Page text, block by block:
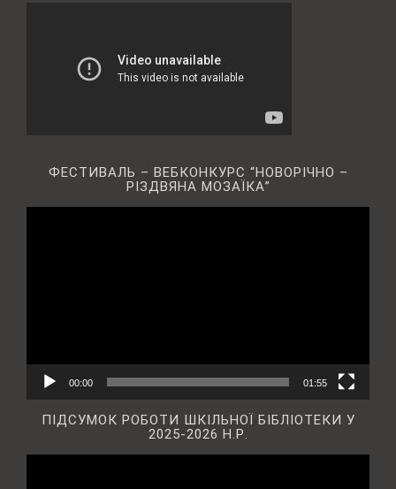
ФЕСТИВАЛЬ – ВЕБКОНКУРС “НОВОРІЧНО –
РІЗДВЯНА МОЗАЇКА”
00:00 01:55
ПІДСУМОК РОБОТИ ШКІЛЬНОЇ БІБЛІОТЕКИ У
2025-2026 Н.Р.